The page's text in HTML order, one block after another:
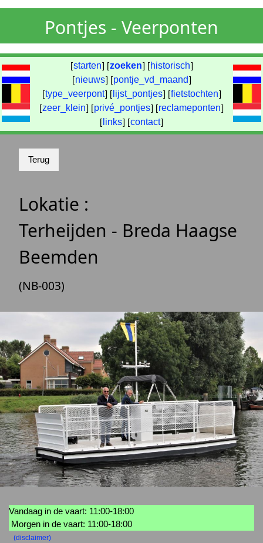
Pontjes - Veerponten
[starten] [zoeken] [ historisch]
[nieuws] [pontje_vd_maand]
[type_veerpont] [ lijst_pontjes] [fietstochten]
[zeer_klein] [privé_pontjes] [reclameponten]
[ links] [contact]
Lokatie :
Terheijden - Breda Haagse
Beemden
(NB-003)
Vandaag in de vaart: 11:00-18:00
Morgen in de vaart: 11:00-18:00
(disclaimer)